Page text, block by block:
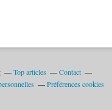
Top articles
Contact
Préférences cookies